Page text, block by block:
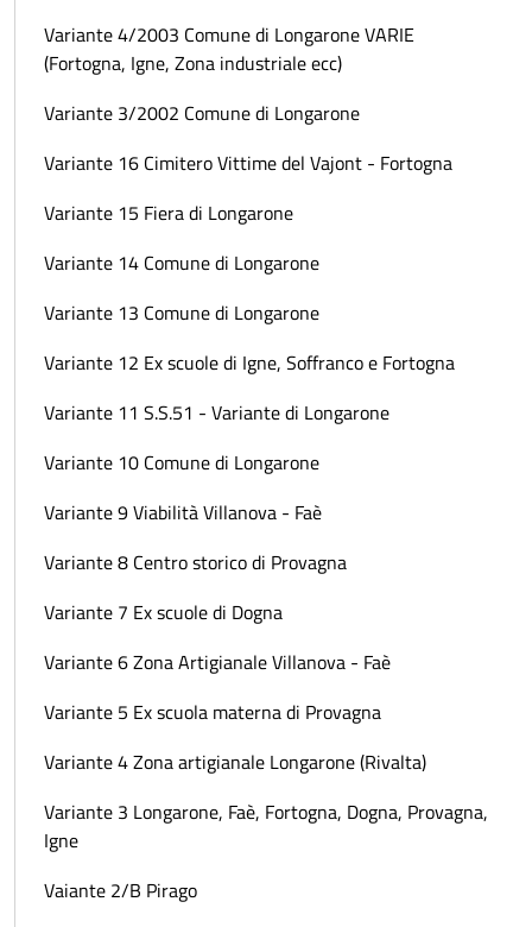
Variante 4/2003 Comune di Longarone VARIE
(Fortogna, Igne, Zona industriale ecc)
Variante 3/2002 Comune di Longarone
Variante 16 Cimitero Vittime del Vajont - Fortogna
Variante 15 Fiera di Longarone
Variante 14 Comune di Longarone
Variante 13 Comune di Longarone
Variante 12 Ex scuole di Igne, Soffranco e Fortogna
Variante 11 S.S.51 - Variante di Longarone
Variante 10 Comune di Longarone
Variante 9 Viabilità Villanova - Faè
Variante 8 Centro storico di Provagna
Variante 7 Ex scuole di Dogna
Variante 6 Zona Artigianale Villanova - Faè
Variante 5 Ex scuola materna di Provagna
Variante 4 Zona artigianale Longarone (Rivalta)
Variante 3 Longarone, Faè, Fortogna, Dogna, Provagna,
Igne
Vaiante 2/B Pirago